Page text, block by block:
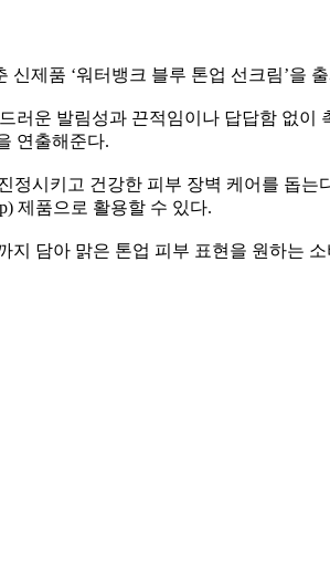
제품 ‘워터뱅크 블루 톤업 선크림’을
러운 발림성과 끈적임이나 답답함 없
연출해준다.
시키고 건강한 피부 장벽 케어를 돕
제품으로 활용할 수 있다.
담아 맑은 톤업 피부 표현을 원하는